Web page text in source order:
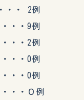
・ 2例
・9例
・2例
・0例
・0例
・０例